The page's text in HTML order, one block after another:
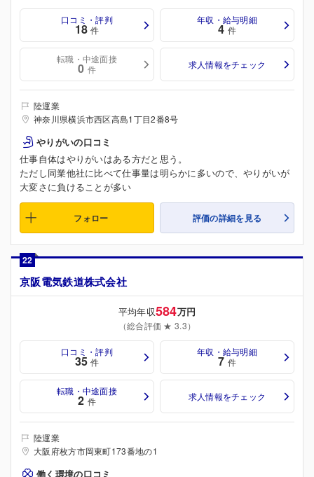
口コミ・評判
18 件
年収・給与明細
4 件
転職・中途面接
0 件 求人情報をチェック
陸運業
神奈川県横浜市西区高島1丁目2番8号
やりがいの口コミ
仕事自体はやりがいはある方だと思う。
ただし同業他社に比べて仕事量は明らかに多いので、やりがいが
大変さに負けることが多い
フォロー 評価の詳細を見る
22
京阪電気鉄道株式会社
平均年収584万円
（総合評価 ★ 3.3）
口コミ・評判
35 件
年収・給与明細
7 件
転職・中途面接
2 件 求人情報をチェック
陸運業
大阪府枚方市岡東町173番地の1
働く環境の口コミ